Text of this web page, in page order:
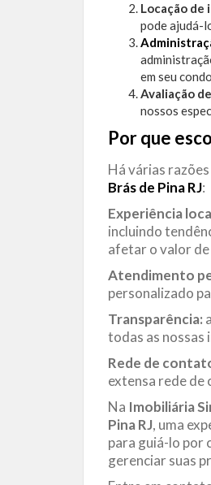
Locação de
pode ajudá-
em seu
Avaliação
nossos
Por que
Há várias
Brás de PinaRJ:
Experiência
incluindo
afetar o valor
Atendimento
personalizado
Transparência:
todas as nossas
Rede de
extensa rede de
Na Imobiliária
Pina RJ, uma
para guiá-lo por
gerenciar suas